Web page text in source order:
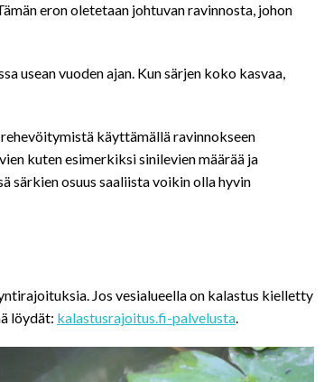
eron oletetaan johtuvan ravinnosta, johon
usean vuoden ajan. Kun särjen koko kasvaa,
käyttämällä ravinnokseen
kuten esimerkiksi sinilevien määrää ja
särkien osuus saaliista voikin olla hyvin
Jos vesialueella on kalastus kielletty
löydät: kalastusrajoitus.fi-palvelusta.